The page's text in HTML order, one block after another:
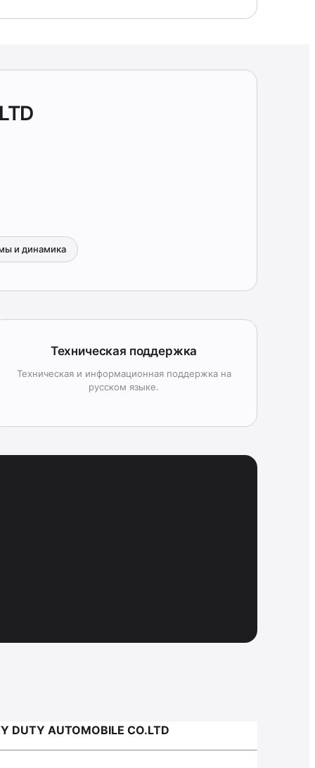
и динамика
Техническая поддержка
Техническая и информационная поддержка на
русском языке.
AUTOMOBILE CO.LTD